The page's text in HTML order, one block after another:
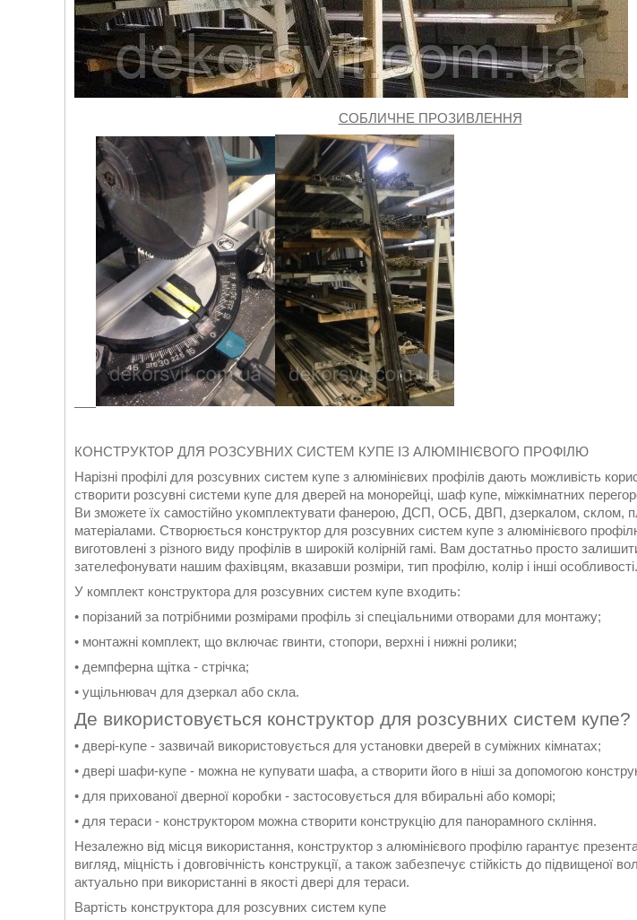
СОБЛИЧНЕ ПРОЗИВЛЕННЯ
КОНСТРУКТОР ДЛЯ РОЗСУВНИХ СИСТЕМ КУПЕ ІЗ АЛЮМІНІЄВОГО ПРОФІЛЮ
Нарізні профілі для розсувних систем купе з алюмінієвих профілів дають можливість
створити розсувні системи купе для дверей на монорейці, шаф купе, міжкімнатних
Ви зможете їх самостійно укомплектувати фанерою, ДСП, ОСБ, ДВП, дзеркалом, склом,
матеріалами. Створюється конструктор для розсувних систем купе з алюмінієвого
виготовлені з різного виду профілів в широкій колірній гамі. Вам достатньо просто
зателефонувати нашим фахівцям, вказавши розміри, тип профілю, колір і інші особливості.
У комплект конструктора для розсувних систем купе входить:
• порізаний за потрібними розмірами профіль зі спеціальними отворами для монтажу;
• монтажні комплект, що включає гвинти, стопори, верхні і нижні ролики;
• демпферна щітка - стрічка;
• ущільнювач для дзеркал або скла.
Де використовується конструктор для розсувних систем купе?
• двері-купе - зазвичай використовується для установки дверей в суміжних кімнатах;
• двері шафи-купе - можна не купувати шафа, а створити його в ніші за допомогою
• для прихованої дверної коробки - застосовується для вбиральні або коморі;
• для тераси - конструктором можна створити конструкцію для панорамного скління.
Незалежно від місця використання, конструктор з алюмінієвого профілю гарантує
вигляд, міцність і довговічність конструкції, а також забезпечує стійкість до підвищеної
актуально при використанні в якості двері для тераси.
Вартість конструктора для розсувних систем купе